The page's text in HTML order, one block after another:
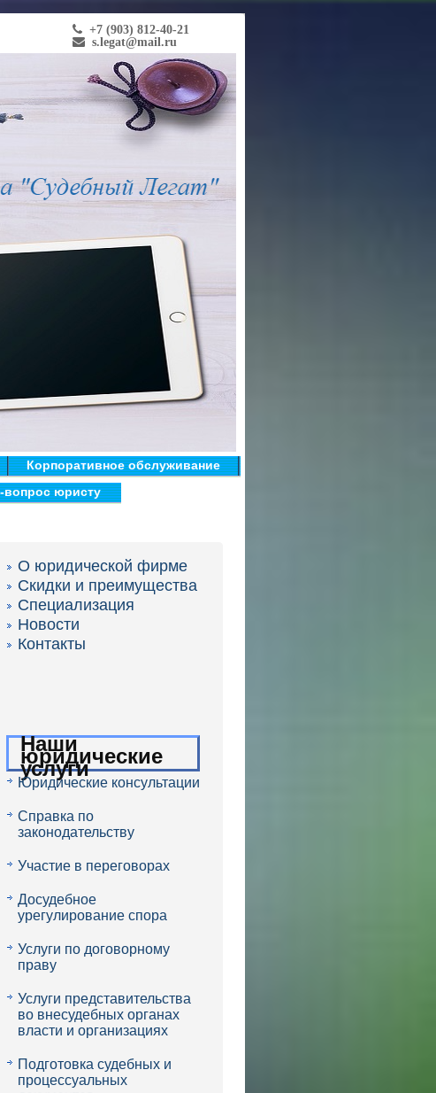
+7 (903) 812-40-21
s.legat@mail.ru
Корпоративное обслуживание
вопрос юристу
О юридической фирме
Скидки и преимущества
Специализация
Новости
Контакты
Наши
юридические
услуги
Юридические консультации
Справка по
законодательству
Участие в переговорах
Досудебное
урегулирование спора
Услуги по договорному
праву
Услуги представительства
во внесудебных органах
власти и организациях
Подготовка судебных и
процессуальных